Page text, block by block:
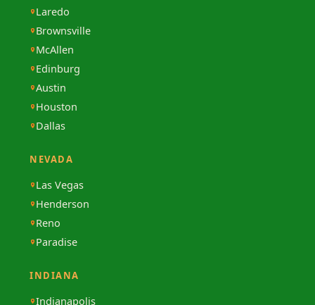
Laredo
Brownsville
McAllen
Edinburg
Austin
Houston
Dallas
NEVADA
Las Vegas
Henderson
Reno
Paradise
INDIANA
Indianapolis